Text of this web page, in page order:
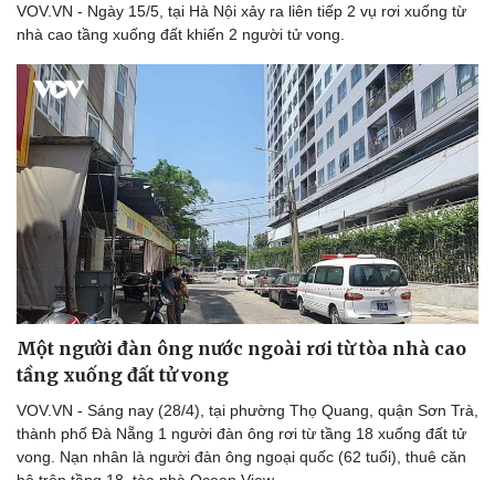
Du lịch
Tư vấn
Săn Tour
check-in
Podcast
Câu chuyện thời sự
Đọc truyện đêm khuya
Cửa sổ tình yêu
Kể chuyện cho bé
Hạt giống tâm hồn
VOV.VN - Ngày 15/5, tại Hà Nội xảy ra liên tiếp 2 vụ rơi xuống từ
nhà cao tầng xuống đất khiến 2 người tử vong.
Một người đàn ông nước ngoài rơi từ tòa nhà cao
tầng xuống đất tử vong
VOV.VN - Sáng nay (28/4), tại phường Thọ Quang, quận Sơn Trà,
thành phố Đà Nẵng 1 người đàn ông rơi từ tầng 18 xuống đất tử
vong. Nạn nhân là người đàn ông ngoại quốc (62 tuổi), thuê căn